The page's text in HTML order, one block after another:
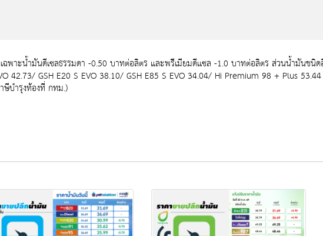
พาะน้ำมันดีเซลธรรมดา -0.50 บาทต่อลิตร และพรีเมียมดีเเซล -1.0 บาทต่อลิตร ส่วนน้ำมันชนิ
42.73/ GSH E20 S EVO 38.10/ GSH E85 S EVO 34.04/ Hi Premium 98 + Plus
ษีบำรุงท้องที่ กทม.)